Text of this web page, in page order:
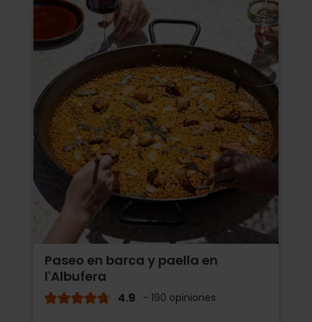
Paseo en barca y paella en
l'Albufera
4.9 - 190 opiniones